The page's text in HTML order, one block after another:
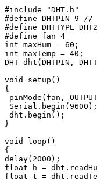
#include "DHT.h"
#define DHTPIN 9 //
#define DHTTYPE
#define fan 4
int maxHum = 60;
int maxTemp = 40;
DHT dht(DHTPIN,
void setup()
{
pinMode(fan,
Serial.begin(9600);
dht.begin();
}
void loop()
{
delay(2000);
float h =
float t =